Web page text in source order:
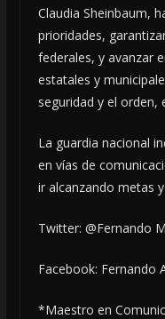
Claudia Sheinbaum,
prioridades,
federales, y avanzar
estatales y
seguridad y el orden,
La guardia nacional
en vías de
ir alcanzando metas
Twitter: @Fernando
Facebook: Fernando
*Maestro en